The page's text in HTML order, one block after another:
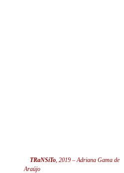
TRaNSiTo , 2019 – Adriana Gama de
Araújo